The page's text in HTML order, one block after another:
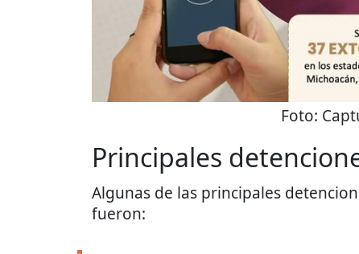
Foto:
Principales
Algunas de las principales
fueron: